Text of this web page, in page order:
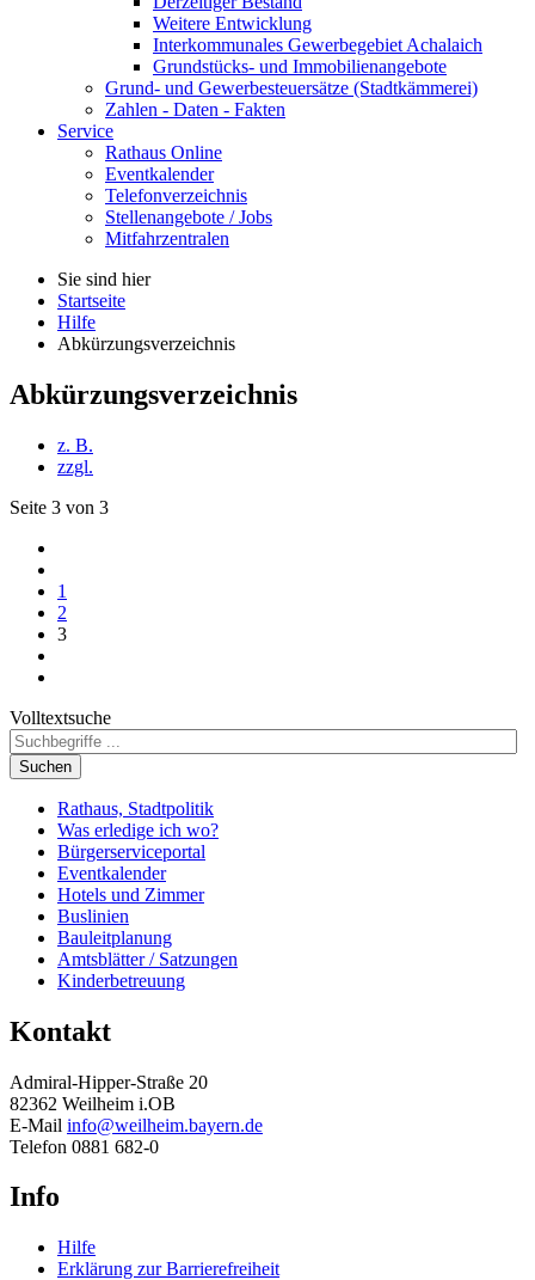
Weitere Entwicklung
Interkommunales Gewerbegebiet Achalaich
Grundstücks- und Immobilienangebote
Grund- und Gewerbesteuersätze (Stadtkämmerei)
Zahlen - Daten - Fakten
Service
Rathaus Online
Eventkalender
Telefonverzeichnis
Stellenangebote / Jobs
Mitfahrzentralen
Sie sind hier
Startseite
Hilfe
Abkürzungsverzeichnis
Abkürzungsverzeichnis
z. B.
zzgl.
Seite 3 von 3
1
2
3
Volltextsuche
Suchen
Rathaus, Stadtpolitik
Was erledige ich wo?
Bürgerserviceportal
Eventkalender
Hotels und Zimmer
Buslinien
Bauleitplanung
Amtsblätter / Satzungen
Kinderbetreuung
Kontakt
Admiral-Hipper-Straße 20
82362 Weilheim i.OB
E-Mail info@weilheim.bayern.de
Telefon 0881 682-0
Info
Hilfe
Erklärung zur Barrierefreiheit